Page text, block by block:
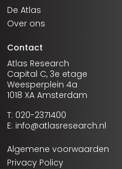
De Atlas
Over ons
Contact
Atlas Research
Capital C, 3e etage
Weesperplein 4a
1018 XA Amsterdam
T: 020-2371400
E: info@atlasresearch.nl
Algemene voorwaarden
Privacy Policy